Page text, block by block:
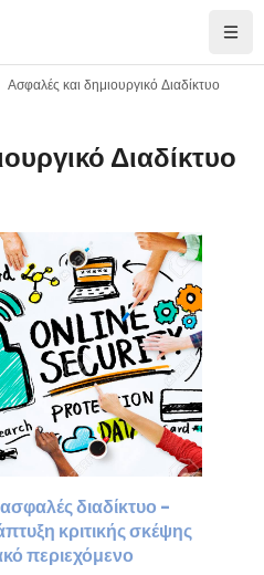
Ασφαλές και δημιουργικό Διαδίκτυο
Διαδίκτυο
διαδίκτυο -
κριτικής σκέψης
περιεχόμενο